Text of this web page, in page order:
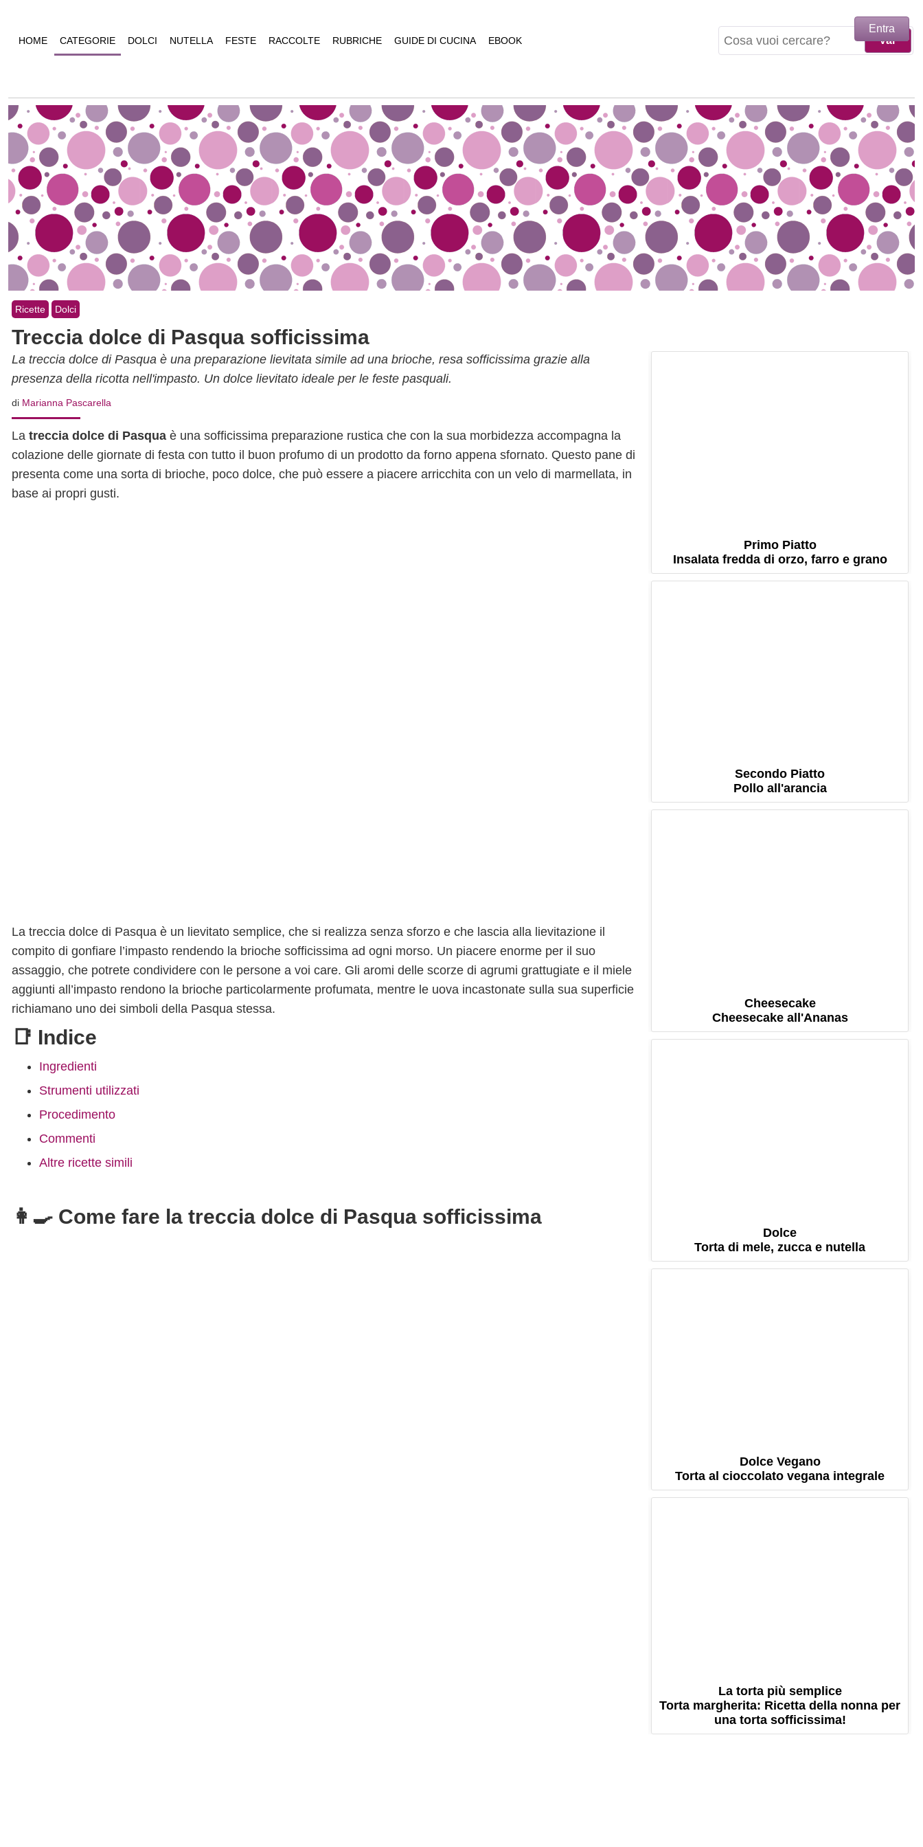
HOME CATEGORIE DOLCI NUTELLA FESTE RACCOLTE RUBRICHE GUIDE DI CUCINA EBOOK
Ricette Dolci
Treccia dolce di Pasqua sofficissima
La treccia dolce di Pasqua è una preparazione lievitata simile ad una brioche, resa sofficissima grazie alla
presenza della ricotta nell'impasto. Un dolce lievitato ideale per le feste pasquali.
di Marianna Pascarella
La treccia dolce di Pasqua è una sofficissima preparazione rustica che con la sua morbidezza accompagna la
colazione delle giornate di festa con tutto il buon profumo di un prodotto da forno appena sfornato. Questo pane di
presenta come una sorta di brioche, poco dolce, che può essere a piacere arricchita con un velo di marmellata, in
base ai propri gusti.
La treccia dolce di Pasqua è un lievitato semplice, che si realizza senza sforzo e che lascia alla lievitazione il
compito di gonfiare l’impasto rendendo la brioche sofficissima ad ogni morso. Un piacere enorme per il suo
assaggio, che potrete condividere con le persone a voi care. Gli aromi delle scorze di agrumi grattugiate e il miele
aggiunti all’impasto rendono la brioche particolarmente profumata, mentre le uova incastonate sulla sua superficie
richiamano uno dei simboli della Pasqua stessa.
📑 Indice
Ingredienti
Strumenti utilizzati
Procedimento
Commenti
Altre ricette simili
👩‍🍳 Come fare la treccia dolce di Pasqua sofficissima
Primo Piatto
Insalata fredda di orzo, farro e grano
Secondo Piatto
Pollo all'arancia
Cheesecake
Cheesecake all'Ananas
Dolce
Torta di mele, zucca e nutella
Dolce Vegano
Torta al cioccolato vegana integrale
La torta più semplice
Torta margherita: Ricetta della nonna per
una torta sofficissima!
Entra